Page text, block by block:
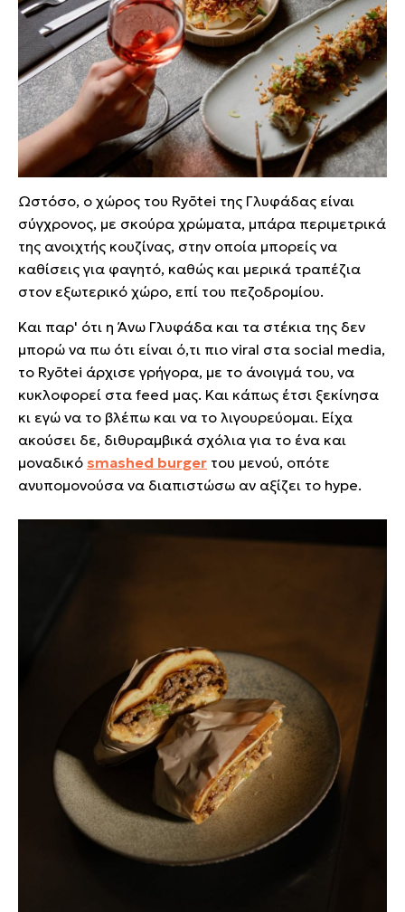
Ωστόσο, ο χώρος του Ryōtei της Γλυφάδας είναι
σύγχρονος, με σκούρα χρώματα, μπάρα περιμετρικά
της ανοιχτής κουζίνας, στην οποία μπορείς να
καθίσεις για φαγητό, καθώς και μερικά τραπέζια
στον εξωτερικό χώρο, επί του πεζοδρομίου.
Και παρ' ότι η Άνω Γλυφάδα και τα στέκια της δεν
μπορώ να πω ότι είναι ό,τι πιο viral στα social media,
το Ryōtei άρχισε γρήγορα, με το άνοιγμά του, να
κυκλοφορεί στα feed μας. Και κάπως έτσι ξεκίνησα
κι εγώ να το βλέπω και να το λιγουρεύομαι. Είχα
ακούσει δε, διθυραμβικά σχόλια για το ένα και
μοναδικό smashed burger του μενού, οπότε
ανυπομονούσα να διαπιστώσω αν αξίζει το hype.